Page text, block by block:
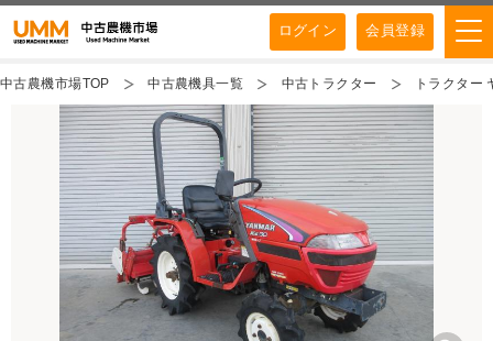
ログイン 会員登録
中古農機市場TOP 中古農機具一覧 中古トラクター トラクター